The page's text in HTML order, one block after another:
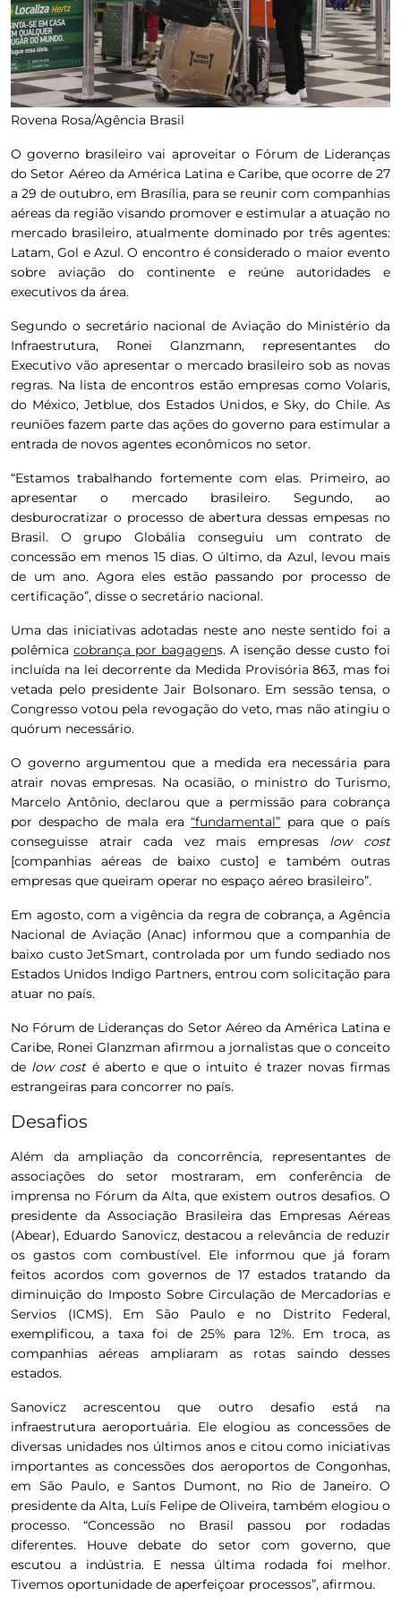
Rovena Rosa/Agência Brasil
O governo brasileiro vai aproveitar o Fórum de Lideranças
do Setor Aéreo da América Latina e Caribe, que ocorre de 27
a 29 de outubro, em Brasília, para se reunir com companhias
aéreas da região visando promover e estimular a atuação no
mercado brasileiro, atualmente dominado por três agentes:
Latam, Gol e Azul. O encontro é considerado o maior evento
sobre aviação do continente e reúne autoridades e
executivos da área.
Segundo o secretário nacional de Aviação do Ministério da
Infraestrutura, Ronei Glanzmann, representantes do
Executivo vão apresentar o mercado brasileiro sob as novas
regras. Na lista de encontros estão empresas como Volaris,
do México, Jetblue, dos Estados Unidos, e Sky, do Chile. As
reuniões fazem parte das ações do governo para estimular a
entrada de novos agentes econômicos no setor.
“Estamos trabalhando fortemente com elas. Primeiro, ao
apresentar o mercado brasileiro. Segundo, ao
desburocratizar o processo de abertura dessas empesas no
Brasil. O grupo Globália conseguiu um contrato de
concessão em menos 15 dias. O último, da Azul, levou mais
de um ano. Agora eles estão passando por processo de
certificação”, disse o secretário nacional.
Uma das iniciativas adotadas neste ano neste sentido foi a
polêmica cobrança por bagagens. A isenção desse custo foi
incluída na lei decorrente da Medida Provisória 863, mas foi
vetada pelo presidente Jair Bolsonaro. Em sessão tensa, o
Congresso votou pela revogação do veto, mas não atingiu o
quórum necessário.
O governo argumentou que a medida era necessária para
atrair novas empresas. Na ocasião, o ministro do Turismo,
Marcelo Antônio, declarou que a permissão para cobrança
por despacho de mala era“fundamental” para que o país
conseguisse atrair cada vez mais empresas low cost
[companhias aéreas de baixo custo] e também outras
empresas que queiram operar no espaço aéreo brasileiro”.
Em agosto, com a vigência da regra de cobrança, a Agência
Nacional de Aviação (Anac) informou que a companhia de
baixo custo JetSmart, controlada por um fundo sediado nos
Estados Unidos Indigo Partners, entrou com solicitação para
atuar no país.
No Fórum de Lideranças do Setor Aéreo da América Latina e
Caribe, Ronei Glanzman afirmou a jornalistas que o conceito
de low costé aberto e que o intuito é trazer novas firmas
estrangeiras para concorrer no país.
Desafios
Além da ampliação da concorrência, representantes de
associações do setor mostraram, em conferência de
imprensa no Fórum da Alta, que existem outros desafios. O
presidente da Associação Brasileira das Empresas Aéreas
(Abear), Eduardo Sanovicz, destacou a relevância de reduzir
os gastos com combustível. Ele informou que já foram
feitos acordos com governos de 17 estados tratando da
diminuição do Imposto Sobre Circulação de Mercadorias e
Servios (ICMS). Em São Paulo e no Distrito Federal,
exemplificou, a taxa foi de 25% para 12%. Em troca, as
companhias aéreas ampliaram as rotas saindo desses
estados.
Sanovicz acrescentou que outro desafio está na
infraestrutura aeroportuária. Ele elogiou as concessões de
diversas unidades nos últimos anos e citou como iniciativas
importantes as concessões dos aeroportos de Congonhas,
em São Paulo, e Santos Dumont, no Rio de Janeiro. O
presidente da Alta, Luís Felipe de Oliveira, também elogiou o
processo. “Concessão no Brasil passou por rodadas
diferentes. Houve debate do setor com governo, que
escutou a indústria. E nessa última rodada foi melhor.
Tivemos oportunidade de aperfeiçoar processos”, afirmou.